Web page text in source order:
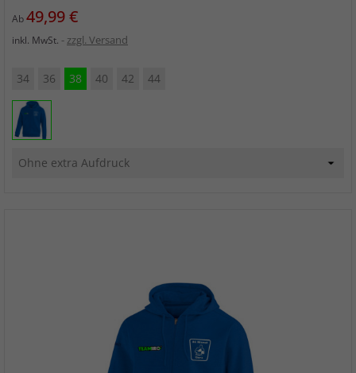
AbPreis
49,99 €
inkl. MwSt. zzgl. Versand
34 36 38 40 42 44